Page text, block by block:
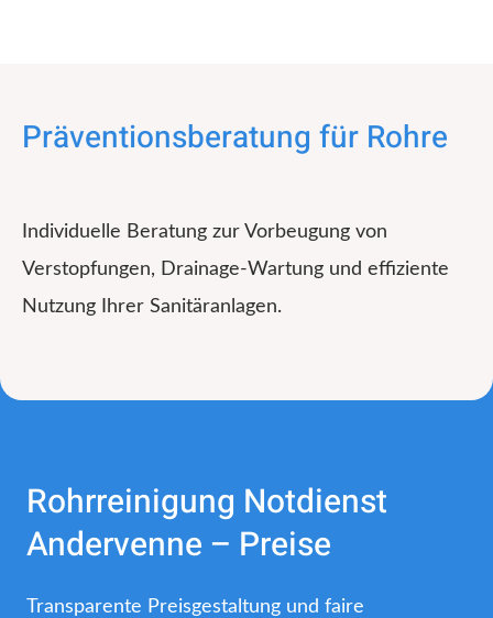
Präventionsberatung für Rohre
Individuelle Beratung zur Vorbeugung von
Verstopfungen, Drainage-Wartung und effiziente
Nutzung Ihrer Sanitäranlagen.
Rohrreinigung Notdienst
Andervenne – Preise
Transparente Preisgestaltung und faire